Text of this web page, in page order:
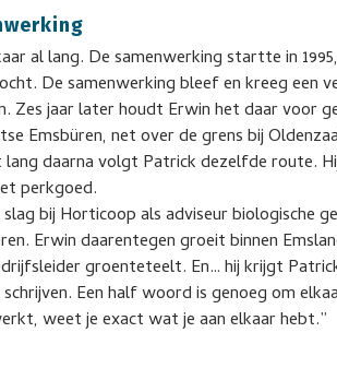
al lang. De samenwerking startte in
De samenwerking bleef en kreeg een
Zes jaar later houdt Erwin het daar voor
Emsbüren, net over de grens bij
lang daarna volgt Patrick dezelfde route.
perkgoed.
bij Horticoop als adviseur biologische
Erwin daarentegen groeit binnen
groenteteelt. En… hij krijgt
Een half woord is genoeg om
weet je exact wat je aan elkaar hebt.”